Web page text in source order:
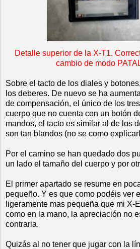
Detalle superior de la X-T1.
cambio de modo
Sobre el tacto de los diales y
los deberes. De nuevo se ha
de compensación, el único de los
cuerpo que no cuenta con un botón
mandos, el tacto es similar al de los
son tan blandos (no se como
Por el camino se han quedado dos
un lado el tamaño del cuerpo y por
El primer apartado se resume en
pequeño. Y es que como podéis ver
ligeramente mas pequeña que mi X-
como en la mano, la apreciación no
contraria.
Quizás al no tener que jugar con la